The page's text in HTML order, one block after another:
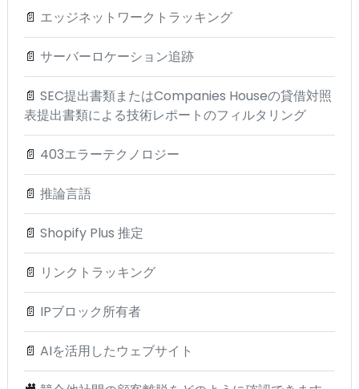
📄 エッジネットワークトラッキング
📄 サーバーロケーション追跡
📄 SEC提出書類またはCompanies Houseの貸借対照
表提出書類による技術レポートのフィルタリング
📄 403エラーテクノロジー
📄 推論言語
📄 Shopify Plus 推定
📄 リンクトラッキング
📄 IPブロック所有者
📄 AIを活用したウェブサイト